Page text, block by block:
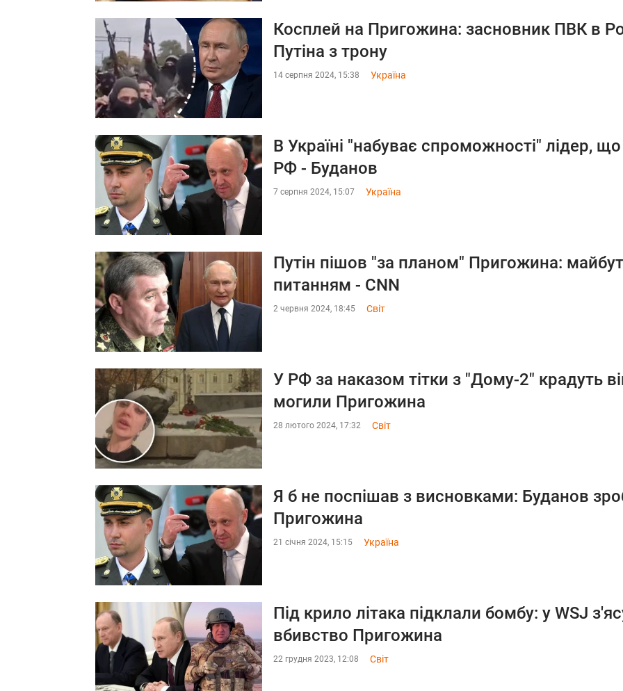
Косплей на Пригожина: засновник ПВК в
Путіна з трону
14 серпня 2024, 15:38 Україна
В Україні "набуває спроможності" лідер,
РФ - Буданов
7 серпня 2024, 15:07 Україна
Путін пішов "за планом" Пригожина:
питанням - CNN
2 червня 2024, 18:45 Світ
У РФ за наказом тітки з "Дому-2" крадуть
могили Пригожина
28 лютого 2024, 17:32 Світ
Я б не поспішав з висновками: Буданов
Пригожина
21 січня 2024, 15:15 Україна
Під крило літака підклали бомбу: у WSJ
вбивство Пригожина
22 грудня 2023, 12:08 Світ